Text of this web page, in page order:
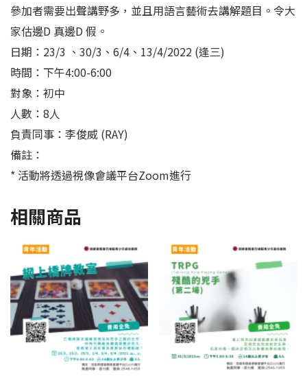
參加者需要出聲講野多，並且用語言藝術去講解題目。令大
家估邊D 真邊D 假。
日期：23/3 、30/3、6/4、13/4/2022 (逢三)
時間：下午4:00-6:00
對象：初中
人數：8人
負責同事：李俊威 (RAY)
備註：
* 活動將透過視像會議平台Zoom進行
相關商品